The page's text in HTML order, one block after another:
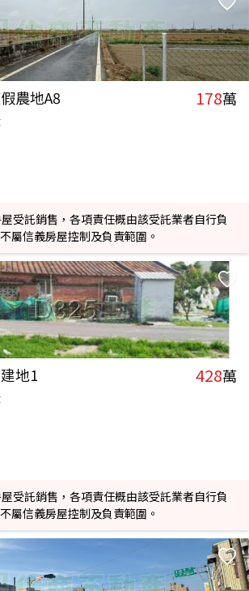
農地A8 178萬
受託銷售，各項責任概由該受託業者自行負
屬信義房屋控制及負責範圍。
地1 428萬
受託銷售，各項責任概由該受託業者自行負
屬信義房屋控制及負責範圍。